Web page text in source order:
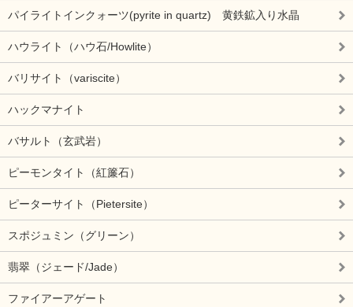
パイライトインクォーツ(pyrite in quartz) 黄鉄鉱入り水晶
ハウライト（ハウ石/Howlite）
バリサイト（variscite）
ハックマナイト
バサルト（玄武岩）
ピーモンタイト（紅簾石）
ピーターサイト（Pietersite）
スポジュミン（グリーン）
翡翠（ジェード/Jade）
ファイアーアゲート